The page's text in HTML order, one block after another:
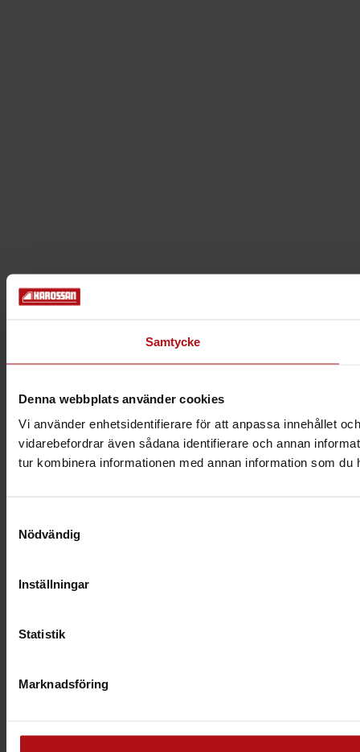
Samtycke
Denna webbplats använder cookies
Vi använder enhetsidentifierare för att anpassa innehållet
vidarebefordrar även sådana identifierare och annan
tur kombinera informationen med annan information som
Nödvändig
Inställningar
Statistik
Marknadsföring